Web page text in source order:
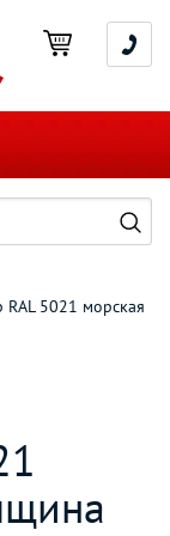
RAL 5021 морская